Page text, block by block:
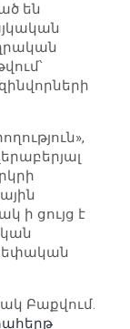
են
ի ցույց է
Բաքվում.